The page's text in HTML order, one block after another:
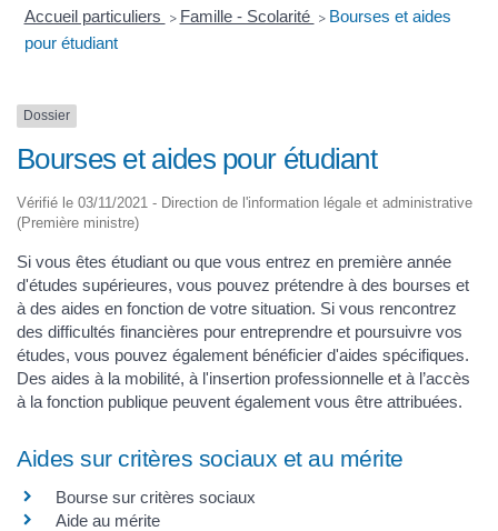
Accueil particuliers > Famille - Scolarité > Bourses et aides
pour étudiant
Dossier
Bourses et aides pour étudiant
Vérifié le 03/11/2021 - Direction de l'information légale et administrative
(Première ministre)
Si vous êtes étudiant ou que vous entrez en première année
d'études supérieures, vous pouvez prétendre à des bourses et
à des aides en fonction de votre situation. Si vous rencontrez
des difficultés financières pour entreprendre et poursuivre vos
études, vous pouvez également bénéficier d'aides spécifiques.
Des aides à la mobilité, à l'insertion professionnelle et à l’accès
à la fonction publique peuvent également vous être attribuées.
Aides sur critères sociaux et au mérite
Bourse sur critères sociaux
Aide au mérite